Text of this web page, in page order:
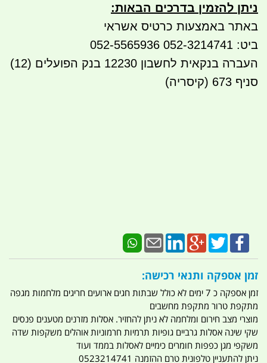
ניתן להזמין בדרכים הבאות:
באתר באמצעות כרטיס אשראי
ביט: 052-3214741 052-5565936
העברה בנקאית לחשבון 12230 בנק הפועלים (12)
סניף 673 (קיסריה)
זמן אספקה ותנאי רכישה:
זמן אספקה כ 7 ימים לא כולל שבתות חגים ארועים חריגים מלחמות מגפה
מתקפת טרור מתקפת מחשבים
מוצרי מצב חירום ומלחמה לא ניתן להחזיר. אסלות מזרנים מטענים פנסים
שקי שינה אסלות גרביים גופיות תרמיות חרמוניות אוהלים משקפות שדה
משקפי מגן כפפות חומרים כימיים לאסלות בממד ועוד
ניתן להתעניין טלפונית טרם ההזמנה 0523214741